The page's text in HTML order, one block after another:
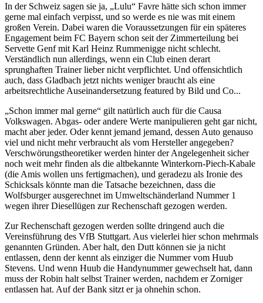
In der Schweiz sagen sie ja, „Lulu“ Favre hätte sich schon immer
gerne mal einfach verpisst, und so werde es nie was mit einem
großen Verein. Dabei waren die Voraussetzungen für ein späteres
Engagement beim FC Bayern schon seit der Zimmerteilung bei
Servette Genf mit Karl Heinz Rummenigge nicht schlecht.
Verständlich nun allerdings, wenn ein Club einen derart
sprunghaften Trainer lieber nicht verpflichtet. Und offensichtlich
auch, dass Gladbach jetzt nichts weniger braucht als eine
arbeitsrechtliche Auseinandersetzung featured by Bild und Co...
„Schon immer mal gerne“ gilt natürlich auch für die Causa
Volkswagen. Abgas- oder andere Werte manipulieren geht gar nicht,
macht aber jeder. Oder kennt jemand jemand, dessen Auto genauso
viel und nicht mehr verbraucht als vom Hersteller angegeben?
Verschwörungstheoretiker werden hinter der Angelegenheit sicher
noch weit mehr finden als die altbekannte Winterkorn-Piech-Kabale
(die Amis wollen uns fertigmachen), und geradezu als Ironie des
Schicksals könnte man die Tatsache bezeichnen, dass die
Wolfsburger ausgerechnet im Umweltschänderland Nummer 1
wegen ihrer Diesellügen zur Rechenschaft gezogen werden.
Zur Rechenschaft gezogen werden sollte dringend auch die
Vereinsführung des VfB Stuttgart. Aus vielerlei hier schon mehrmals
genannten Gründen. Aber halt, den Dutt können sie ja nicht
entlassen, denn der kennt als einziger die Nummer vom Huub
Stevens. Und wenn Huub die Handynummer gewechselt hat, dann
muss der Robin halt selbst Trainer werden, nachdem er Zorniger
entlassen hat. Auf der Bank sitzt er ja ohnehin schon.